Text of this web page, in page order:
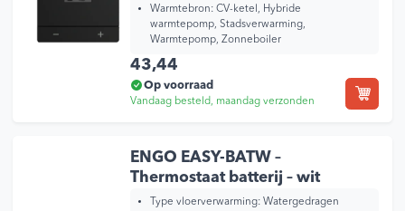
Warmtebron: CV-ketel, Hybride
warmtepomp, Stadsverwarming,
Warmtepomp, Zonneboiler
43,44
Op voorraad
Vandaag besteld, maandag verzonden
ENGO EASY-BATW –
Thermostaat batterij – wit
Type vloerverwarming: Watergedragen